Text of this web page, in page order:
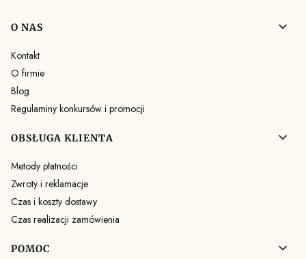
Linki w stopce
O NAS
Kontakt
O firmie
Blog
Regulaminy konkursów i promocji
OBSŁUGA KLIENTA
Metody płatności
Zwroty i reklamacje
Czas i koszty dostawy
Czas realizacji zamówienia
POMOC